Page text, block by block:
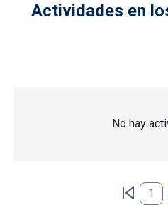
Actividades en
No hay
1